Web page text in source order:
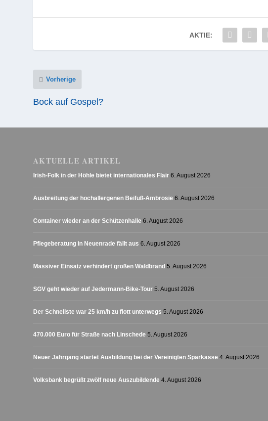
AKTIE:
Vorherige
Bock auf Gospel?
AKTUELLE ARTIKEL
Irish-Folk in der Höhle bietet internationales Flair 6. August 2026
Ausbreitung der hochallergenen Beifuß-Ambrosie 6. August 2026
Container wieder an der Schützenhalle 6. August 2026
Pflegeberatung in Neuenrade fällt aus 6. August 2026
Massiver Einsatz verhindert großen Waldbrand 5. August 2026
SGV geht wieder auf Jedermann-Bike-Tour 5. August 2026
Der Schnellste war 25 km/h zu flott unterwegs 5. August 2026
470.000 Euro für Straße nach Linschede 5. August 2026
Neuer Jahrgang startet Ausbildung bei der Vereinigten Sparkasse 4. August 2026
Volksbank begrüßt zwölf neue Auszubildende 4. August 2026